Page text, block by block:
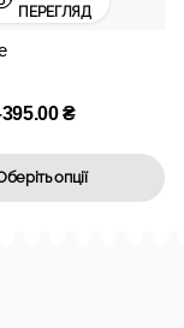
ПЕРЕГЛЯД
395.00₴
опції